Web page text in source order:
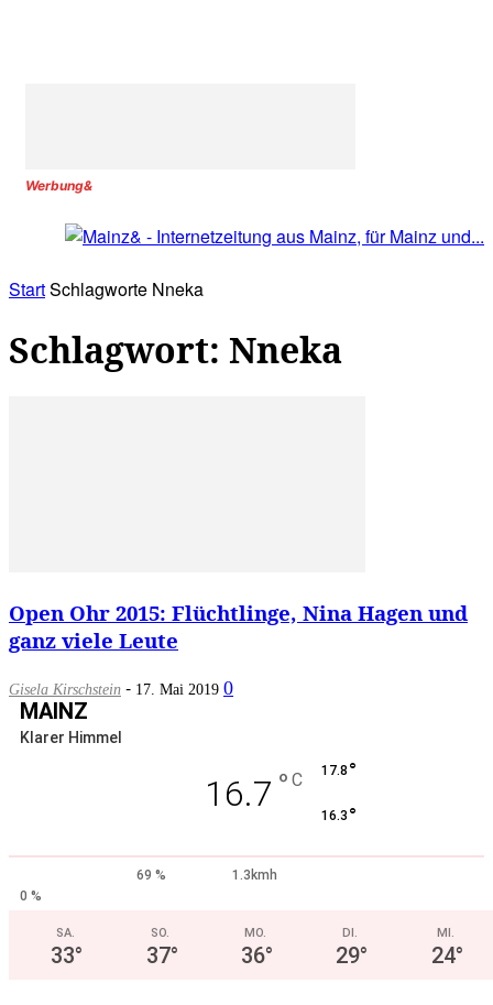
Werbung&
StartSchlagworte Nneka
Schlagwort: Nneka
Open Ohr 2015: Flüchtlinge, Nina Hagen und
ganz viele Leute
Gisela Kirschstein - 17. Mai 2019 0
MAINZ
Klarer Himmel
16.7 ° C 17.8 °
16.3 °
69 %
1.3kmh
0 %
SA.
33°
SO.
37°
MO.
36°
DI.
29°
MI.
24°